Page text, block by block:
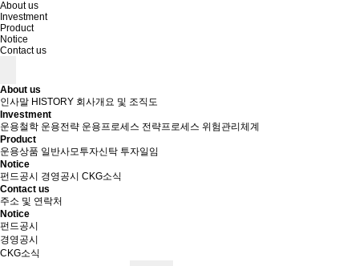
About us
Investment
Product
Notice
Contact us
About us
인사말 HISTORY 회사개요 및 조직도
Investment
운용철학 운용전략 운용프로세스 전략프로세스 위험관리체계
Product
운용상품 일반사모투자신탁 투자일임
Notice
펀드공시
경영공시 CKG소식
Contact us
주소 및 연락처
Notice
펀드공시
경영공시
CKG소식